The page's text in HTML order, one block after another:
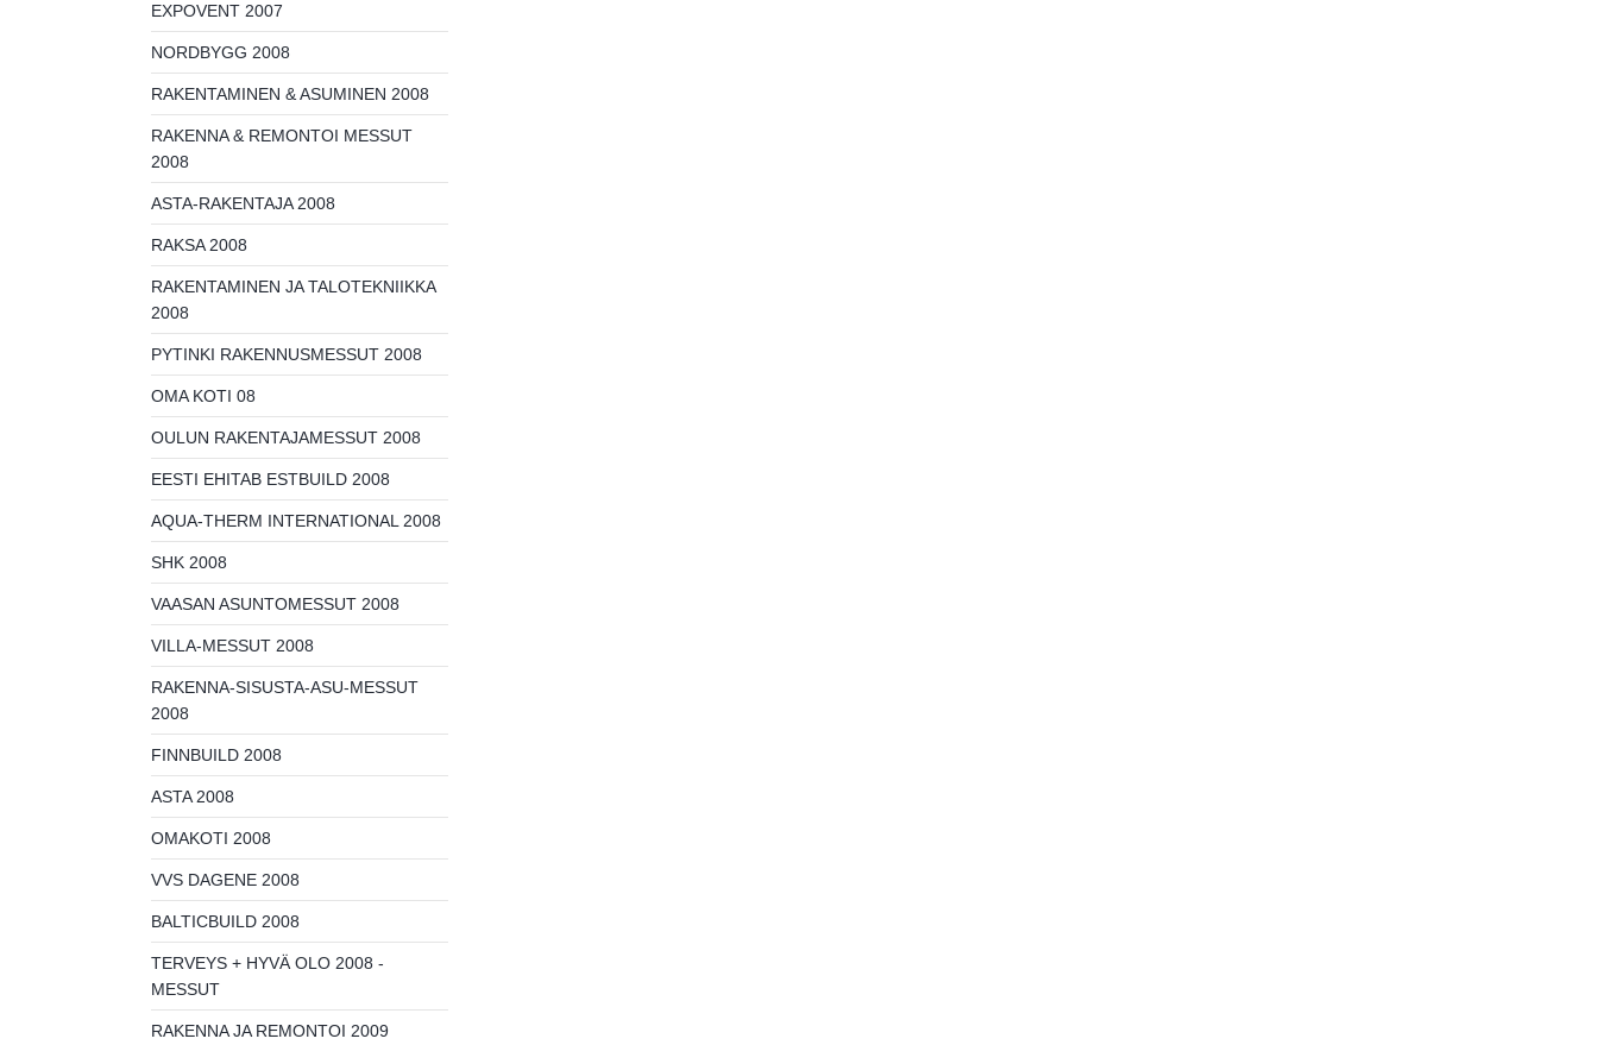
EXPOVENT 2007
NORDBYGG 2008
RAKENTAMINEN & ASUMINEN 2008
RAKENNA & REMONTOI MESSUT
2008
ASTA-RAKENTAJA 2008
RAKSA 2008
RAKENTAMINEN JA TALOTEKNIIKKA
2008
PYTINKI RAKENNUSMESSUT 2008
OMA KOTI 08
OULUN RAKENTAJAMESSUT 2008
EESTI EHITAB ESTBUILD 2008
AQUA-THERM INTERNATIONAL 2008
SHK 2008
VAASAN ASUNTOMESSUT 2008
VILLA-MESSUT 2008
RAKENNA-SISUSTA-ASU-MESSUT
2008
FINNBUILD 2008
ASTA 2008
OMAKOTI 2008
VVS DAGENE 2008
BALTICBUILD 2008
TERVEYS + HYVÄ OLO 2008 -
MESSUT
RAKENNA JA REMONTOI 2009